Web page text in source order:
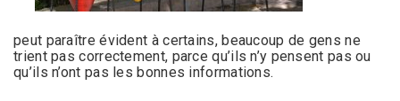
peut paraître évident à certains, beaucoup de gens ne
trient pas correctement, parce qu’ils n’y pensent pas ou
qu’ils n’ont pas les bonnes informations.